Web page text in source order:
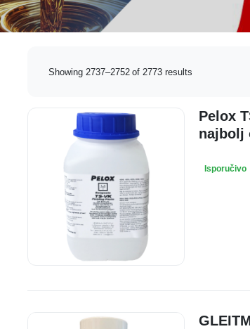
Showing 2737–2752 of 2773 results
Pelox
najbolj
Isporučivo